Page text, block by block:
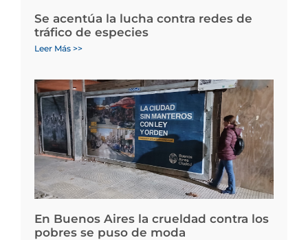
Se acentúa la lucha contra redes de
tráfico de especies
Leer Más >>
En Buenos Aires la crueldad contra los
pobres se puso de moda